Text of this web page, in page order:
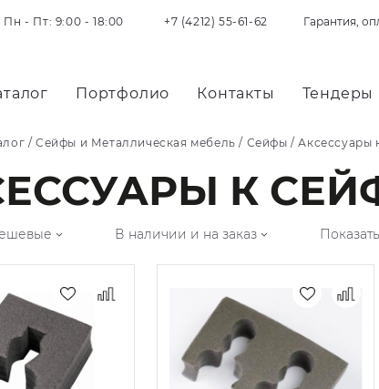
Пн - Пт: 9:00 - 18:00 +7 (4212) 55-61-62 Гарантия,
Портфолио Контакты Тендеры
/Сейфы и Металлическая мебель / Сейфы /Аксессуары
К
В наличии и на заказ